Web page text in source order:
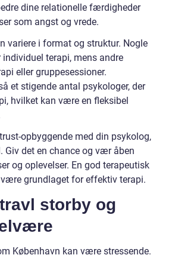
dine relationelle færdigheder
som angst og vrede.
variere i format og struktur. Nogle
terapi, mens andre
eller gruppesessioner.
et stigende antal psykologer, der
hvilket kan være en fleksibel
opbyggende med din psykolog,
Giv det en chance og vær åben
og oplevelser. En god terapeutisk
grundlaget for effektiv terapi.
storby og
København kan være stressende.